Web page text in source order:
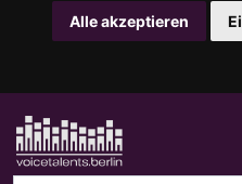
Alle akzeptieren